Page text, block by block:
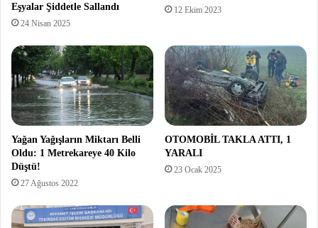
Eşyalar Şiddetle Sallandı
24 Nisan 2025
12 Ekim 2023
Yağan Yağışların Miktarı Belli
Oldu: 1 Metrekareye 40 Kilo
Düştü!
27 Ağustos 2022
OTOMOBİL TAKLA ATTI, 1
YARALI
23 Ocak 2025